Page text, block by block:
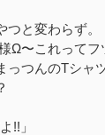
つと変わらず。
Ω〜これって
っつんのTシャ
!!」